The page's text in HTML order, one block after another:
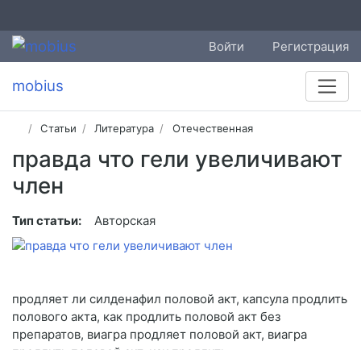
Войти Регистрация
mobius
Статьи Литература Отечественная
правда что гели увеличивают
член
Тип статьи: Авторская
продляет ли силденафил половой акт, капсула продлить
полового акта, как продлить половой акт без
препаратов, виагра продляет половой акт, виагра